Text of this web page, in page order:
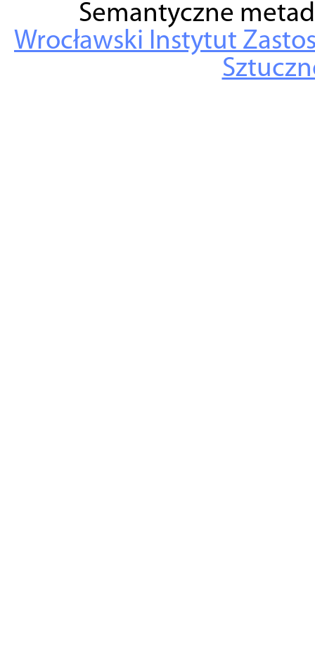
Semantyczne
Wrocławski Instytut